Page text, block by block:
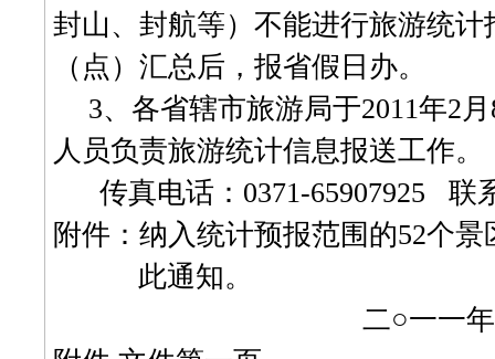
封山、封航等）不能进行旅游统计
（点）汇总后，报省假日办。
3、各省辖市旅游局于2011年2月
人员负责旅游统计信息报送工作。
传真电话： 0371-65907925
联
附件：纳入统计预报范围的52个景
此通知。
二○一一